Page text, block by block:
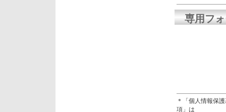
専用フ
＊「個人情報保
項」は